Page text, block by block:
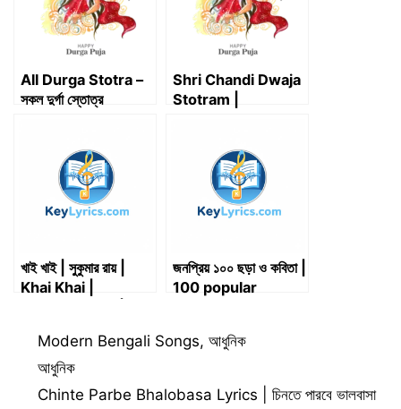
All Durga Stotra –
সকল দুর্গা স্তোত্র
Shri Chandi Dwaja
Stotram |
খাই খাই | সুকুমার রায় |
Khai Khai |
জনপ্রিয় ১০০ ছড়া ও কবিতা |
100 popular
Categories
Modern Bengali Songs,আধুনিক
Tags
আধুনিক
Chinte Parbe Bhalobasa Lyrics | চিনতে পারবে ভালবাসা